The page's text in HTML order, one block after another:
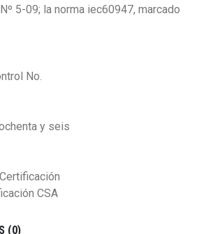
5-09; la norma iec60947, marcado
No.
y seis
CSA
(0)